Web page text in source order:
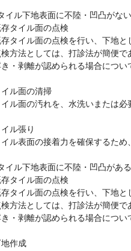
イル下地表面に不陸・凹凸がな
タイル面の点検
タイル面の点検を行い、下地と
方法としては、打診法が簡便で
・剥離が認められる場合につい
ル面の清掃
ル面の汚れを、水洗いまたは必
ル張り
ル表面の接着力を確保するため
イル下地表面に不陸・凹凸があ
タイル面の点検
タイル面の点検を行い、下地と
方法としては、打診法が簡便で
・剥離が認められる場合につい
作成